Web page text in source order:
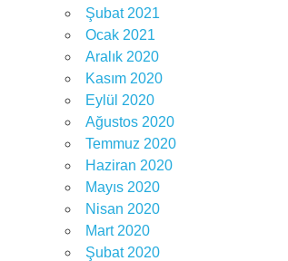
Şubat 2021
Ocak 2021
Aralık 2020
Kasım 2020
Eylül 2020
Ağustos 2020
Temmuz 2020
Haziran 2020
Mayıs 2020
Nisan 2020
Mart 2020
Şubat 2020